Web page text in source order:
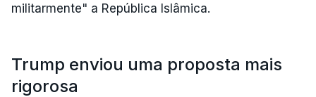
militarmente" a República Islâmica.
Trump enviou uma proposta mais
rigorosa